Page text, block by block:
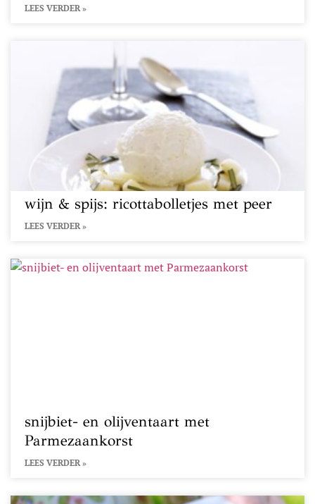
LEES VERDER »
wijn & spijs: ricottabolletjes met peer
LEES VERDER »
snijbiet- en olijventaart met
Parmezaankorst
LEES VERDER »